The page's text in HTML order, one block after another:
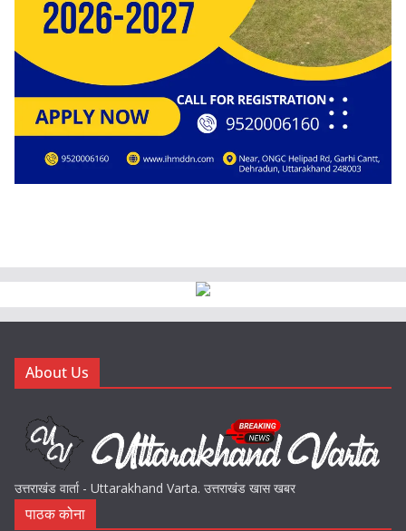
About Us
उत्तराखंड वार्ता - Uttarakhand Varta. उत्तराखंड खास खबर
पाठक कोना